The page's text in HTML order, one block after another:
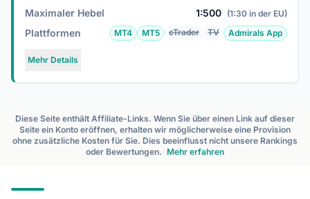
Maximaler Hebel
1:500 (1:30 in der EU)
Plattformen MT4 MT5 cTrader TV Admirals App
Mehr Details
Diese Seite enthält Affiliate-Links. Wenn Sie über einen Link auf dieser
Seite ein Konto eröffnen, erhalten wir möglicherweise eine Provision
ohne zusätzliche Kosten für Sie. Dies beeinflusst nicht unsere Rankings
oder Bewertungen. Mehr erfahren